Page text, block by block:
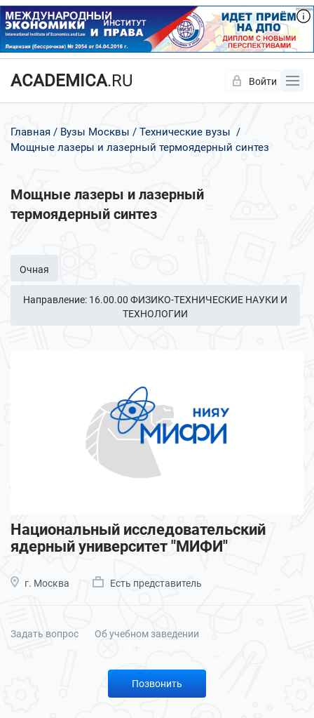
ACADEMICA.RU Войти
Главная Вузы Москвы
Технические вузы
Мощные лазеры и лазерный термоядерный синтез
Мощные лазеры и лазерный
термоядерный синтез
Очная
Направление: 16.00.00 ФИЗИКО-ТЕХНИЧЕСКИЕ НАУКИ И
ТЕХНОЛОГИИ
Национальный исследовательский
ядерный университет "МИФИ"
г. Москва Есть представитель
Задать вопрос Об учебном заведении
Позвонить
Да Нет